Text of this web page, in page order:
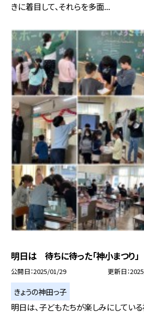
きに着目して、それらを多面...
明日は 待ちに待った「神小まつり」
公開日 2025/01/29 更新日
きょうの神田っ子
明日は、子どもたちが楽しみにしてい